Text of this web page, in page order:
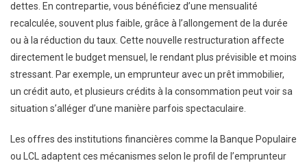
dettes. En contrepartie, vous bénéficiez d’une mensualité
recalculée, souvent plus faible, grâce à l’allongement de la durée
ou à la réduction du taux. Cette nouvelle restructuration affecte
directement le budget mensuel, le rendant plus prévisible et moins
stressant. Par exemple, un emprunteur avec un prêt immobilier,
un crédit auto, et plusieurs crédits à la consommation peut voir sa
situation s’alléger d’une manière parfois spectaculaire.
Les offres des institutions financières comme la Banque Populaire
ou LCL adaptent ces mécanismes selon le profil de l’emprunteur